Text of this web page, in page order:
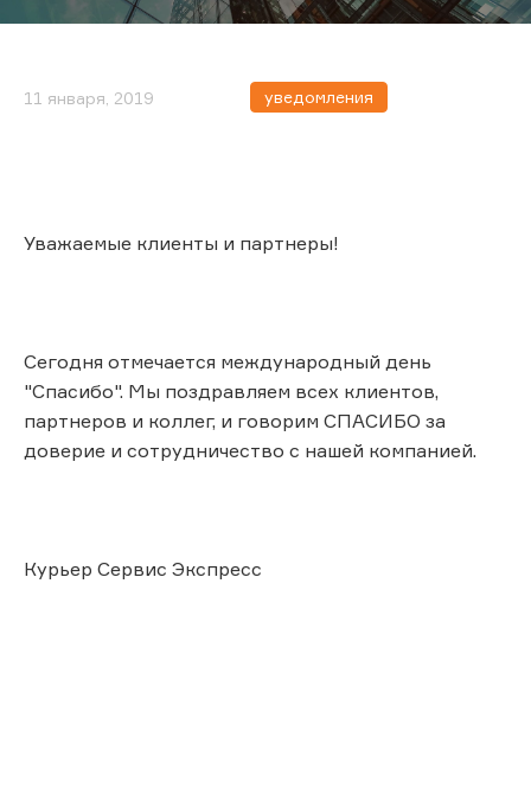
11 января, 2019 уведомления
Уважаемые клиенты и партнеры!
Сегодня отмечается международный день
"Спасибо". Мы поздравляем всех клиентов,
партнеров и коллег, и говорим СПАСИБО за
доверие и сотрудничество с нашей компанией.
Курьер Сервис Экспресс